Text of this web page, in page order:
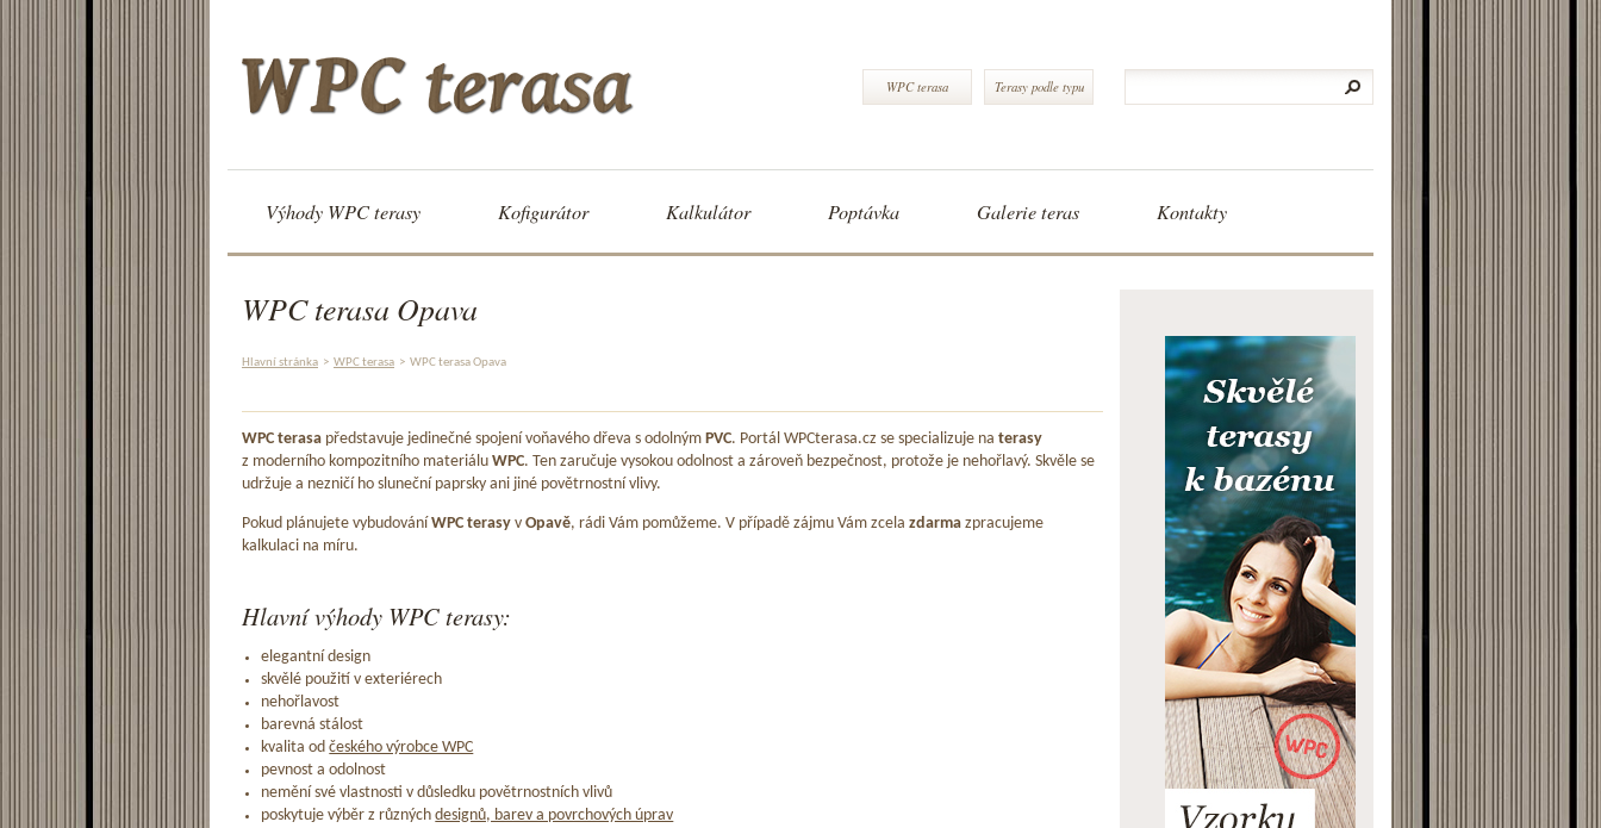
WPC terasa Terasy podle typu
Výhody WPC terasy Kofigurátor Kalkulátor Poptávka Galerie teras Kontakty
WPC terasa Opava
Hlavní stránka > WPC terasa > WPC terasa Opava
WPC terasa představuje jedinečné spojení voňavého dřeva s odolným PVC. Portál WPCterasa.cz se specializuje na terasy
z moderního kompozitního materiálu WPC. Ten zaručuje vysokou odolnost a zároveň bezpečnost, protože je nehořlavý. Skvěle se
udržuje a nezničí ho sluneční paprsky ani jiné povětrnostní vlivy.
Pokud plánujete vybudování WPC terasy v Opavě, rádi Vám pomůžeme. V případě zájmu Vám zcela zdarma zpracujeme
kalkulaci na míru.
Hlavní výhody WPC terasy:
elegantní design
skvělé použití v exteriérech
nehořlavost
barevná stálost
kvalita odčeského výrobce WPC
pevnost a odolnost
nemění své vlastnosti v důsledku povětrnostních vlivů
poskytuje výběr z různýchdesignů, barev a povrchových úprav